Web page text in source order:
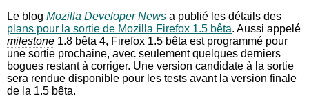
Le blog Mozilla Developer News a publié les détails des
plans pour la sortie de Mozilla Firefox 1.5 bêta. Aussi appelé
milestone 1.8 bêta 4, Firefox 1.5 bêta est programmé pour
une sortie prochaine, avec seulement quelques derniers
bogues restant à corriger. Une version candidate à la sortie
sera rendue disponible pour les tests avant la version finale
de la 1.5 bêta.